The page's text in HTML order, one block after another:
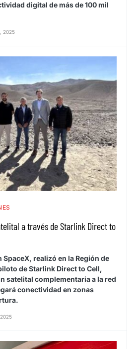
digital de más de 100 mil
2025
a través de Starlink Direct to
SpaceX, realizó en la Región de
de Starlink Direct to Cell,
satelital complementaria a la red
conectividad en zonas
2025